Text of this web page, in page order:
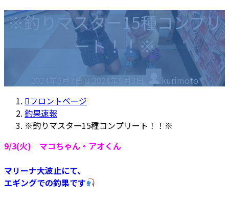
※釣りマスター15種コンプリ
ート！！※
2024年9月3日
終
日
:
2024年9月3日
kurimoto
フロントページ
釣果速報
※釣りマスター15種コンプリート！！※
9/3(火) マコちゃん・アオくん
マリーナ大波止にて、
エギングでの釣果です